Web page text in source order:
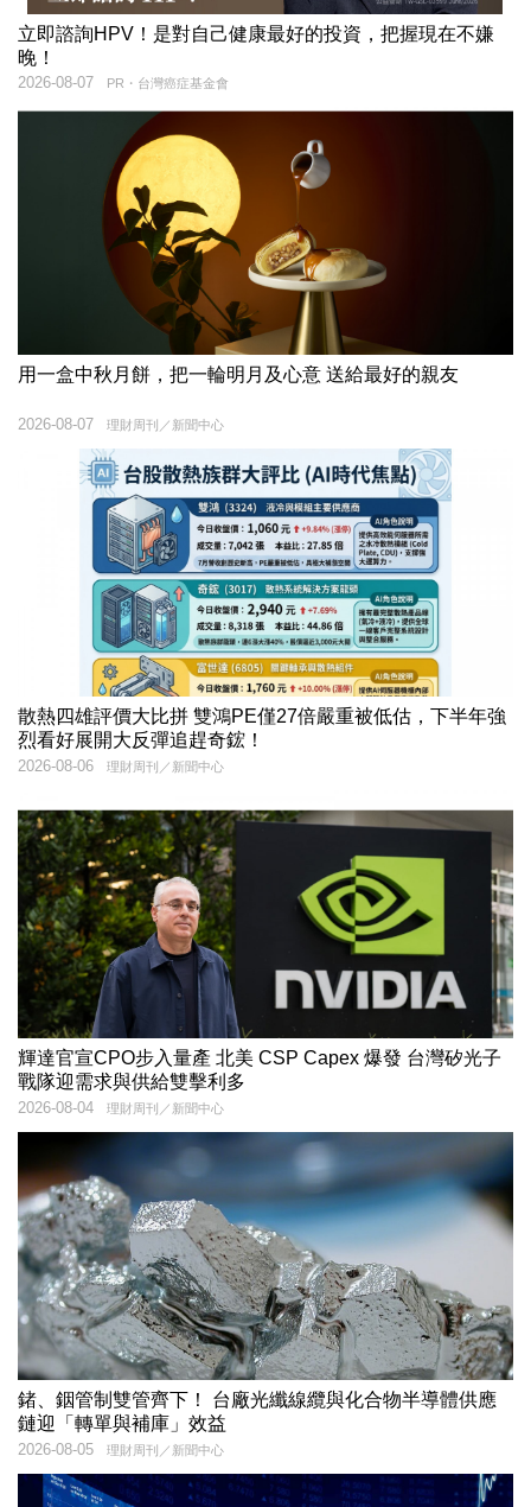
立即諮詢HPV！是對自己健康最好的投資，把握現在不嫌
晚！
PR・台灣癌症基金會
2026-08-07
用一盒中秋月餅，把一輪明月及心意 送給最好的親友
理財周刊／新聞中心
2026-08-07
散熱四雄評價大比拼 雙鴻PE僅27倍嚴重被低估，下半年強
烈看好展開大反彈追趕奇鋐！
理財周刊／新聞中心
2026-08-06
輝達官宣CPO步入量產 北美 CSP Capex 爆發 台灣矽光子
戰隊迎需求與供給雙擊利多
理財周刊／新聞中心
2026-08-04
鍺、銦管制雙管齊下！ 台廠光纖線纜與化合物半導體供應
鏈迎「轉單與補庫」效益
理財周刊／新聞中心
2026-08-05